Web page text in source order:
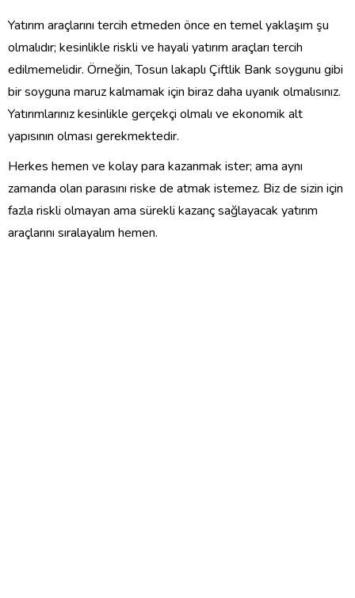
Yatırım araçlarını tercih etmeden önce en temel yaklaşım şu
olmalıdır; kesinlikle riskli ve hayali yatırım araçları tercih
edilmemelidir. Örneğin, Tosun lakaplı Çiftlik Bank soygunu gibi
bir soyguna maruz kalmamak için biraz daha uyanık olmalısınız.
Yatırımlarınız kesinlikle gerçekçi olmalı ve ekonomik alt
yapısının olması gerekmektedir.
Herkes hemen ve kolay para kazanmak ister; ama aynı
zamanda olan parasını riske de atmak istemez. Biz de sizin için
fazla riskli olmayan ama sürekli kazanç sağlayacak yatırım
araçlarını sıralayalım hemen.